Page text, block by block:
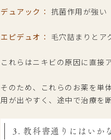
デュアック： 抗菌作用が強い
エピデュオ： 毛穴詰まりとア
これらはニキビの原因に直接
そのため、これらのお薬を単
用が出やすく、途中で治療を
3. 教科書通りにはいか